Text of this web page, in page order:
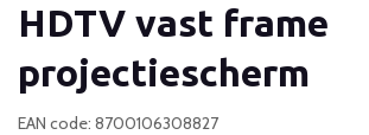
HDTV vast frame
projectiescherm
EAN code: 8700106308827